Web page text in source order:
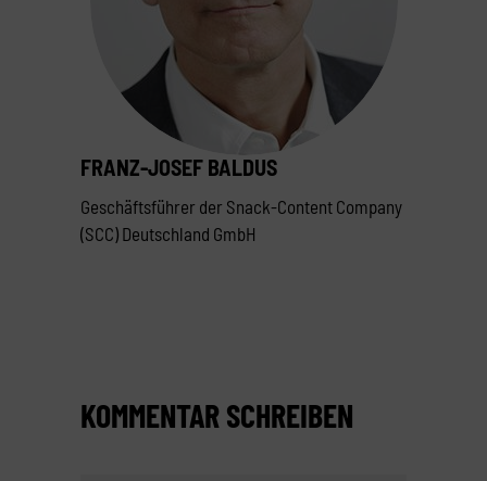
FRANZ-JOSEF BALDUS
Geschäftsführer der Snack-Content Company
(SCC) Deutschland GmbH
KOMMENTAR SCHREIBEN